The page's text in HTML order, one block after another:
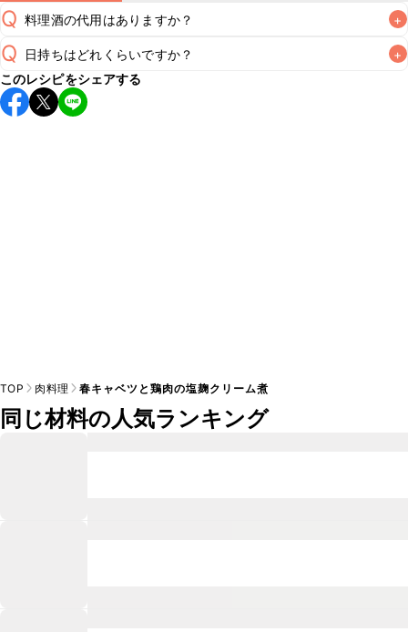
Q 料理酒の代用はありますか？ +
A
Q 日持ちはどれくらいですか？ +
保存期間は冷蔵で翌日中が目安です。なるべくお早めにお召
し上がりください。
このレシピをシェアする
TOP 肉料理 春キャベツと鶏肉の塩麹クリーム煮
同じ材料の人気ランキング